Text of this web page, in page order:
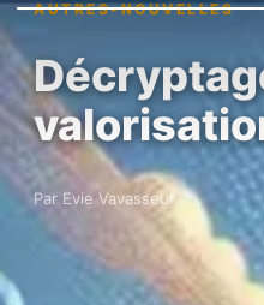
AUTRES-NOUVELLES
Par Evie Vavasseur